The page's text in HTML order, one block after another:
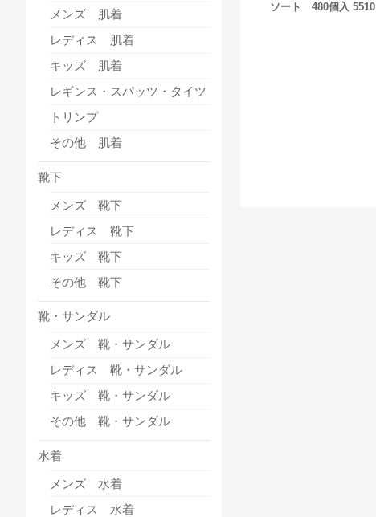
ソート 480個入 5510
メンズ 肌着
レディス 肌着
キッズ 肌着
レギンス・スパッツ・タイツ
トリンプ
その他 肌着
靴下
メンズ 靴下
レディス 靴下
キッズ 靴下
その他 靴下
靴・サンダル
メンズ 靴・サンダル
レディス 靴・サンダル
キッズ 靴・サンダル
その他 靴・サンダル
水着
メンズ 水着
レディス 水着